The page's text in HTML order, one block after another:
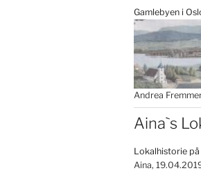
Gamlebyen i
Andrea
Aina`s
Lokalhistorie på
Aina